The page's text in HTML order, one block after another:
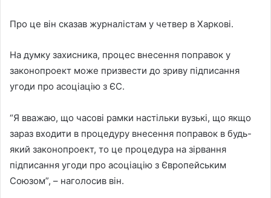
Про це він сказав журналістам у четвер в Харкові.
На думку захисника, процес внесення поправок у
законопроект може призвести до зриву підписання
угоди про асоціацію з ЄС.
“Я вважаю, що часові рамки настільки вузькі, що якщо
зараз входити в процедуру внесення поправок в будь-
який законопроект, то це процедура на зірвання
підписання угоди про асоціацію з Європейським
Союзом”, – наголосив він.